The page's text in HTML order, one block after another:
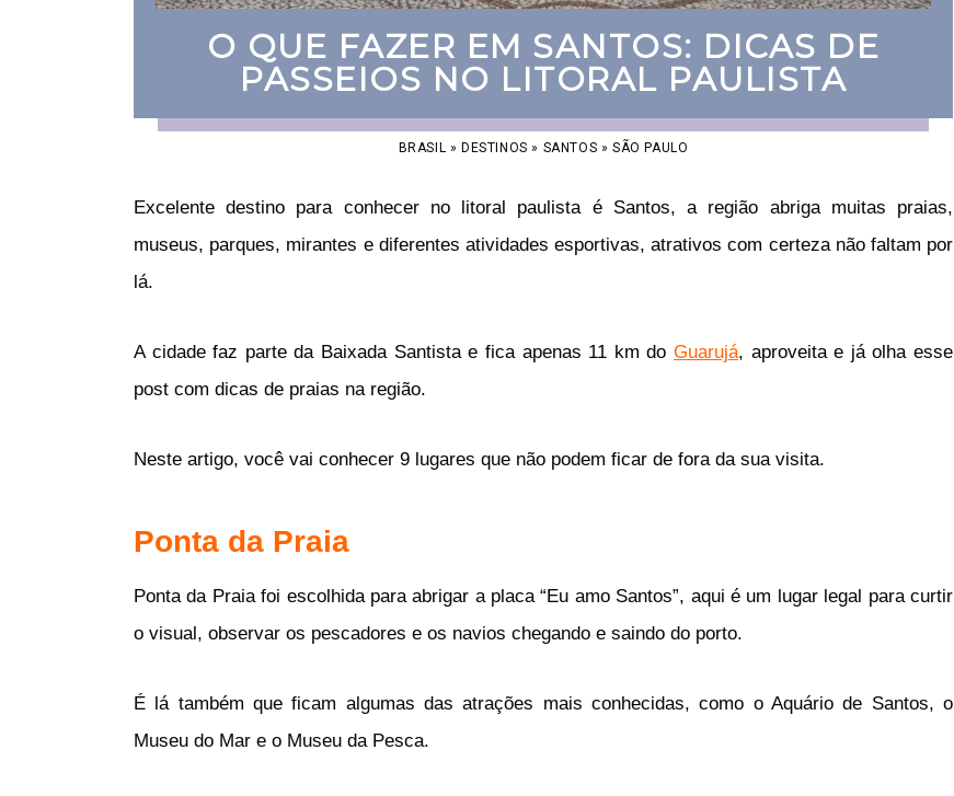
O QUE FAZER EM SANTOS: DICAS DE
PASSEIOS NO LITORAL PAULISTA
BRASIL » DESTINOS » SANTOS »SÃO PAULO
Excelente destino para conhecer no litoral paulista é Santos, a região abriga muitas praias,
museus, parques, mirantes e diferentes atividades esportivas, atrativos com certeza não faltam por
lá.
A cidade faz parte da Baixada Santista e fica apenas 11 km do Guarujá, aproveita e já olha esse
post com dicas de praias na região.
Neste artigo, você vai conhecer 9 lugares que não podem ficar de fora da sua visita.
Ponta da Praia
Ponta da Praia foi escolhida para abrigar a placa “Eu amo Santos”, aqui é um lugar legal para curtir
o visual, observar os pescadores e os navios chegando e saindo do porto.
É lá também que ficam algumas das atrações mais conhecidas, como o Aquário de Santos, o
Museu do Mar e o Museu da Pesca.